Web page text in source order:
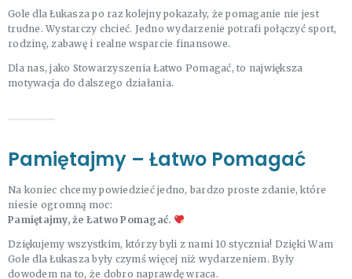
Gole dla Łukasza po raz kolejny pokazały, że pomaganie nie jest
trudne. Wystarczy chcieć. Jedno wydarzenie potrafi połączyć sport,
rodzinę, zabawę i realne wsparcie finansowe.
Dla nas, jako Stowarzyszenia Łatwo Pomagać, to największa
motywacja do dalszego działania.
Pamiętajmy – Łatwo Pomagać
Na koniec chcemy powiedzieć jedno, bardzo proste zdanie, które
niesie ogromną moc:
Pamiętajmy, że Łatwo Pomagać.
Dziękujemy wszystkim, którzy byli z nami 10 stycznia! Dzięki Wam
Gole dla Łukasza były czymś więcej niż wydarzeniem. Były
dowodem na to, że dobro naprawdę wraca.